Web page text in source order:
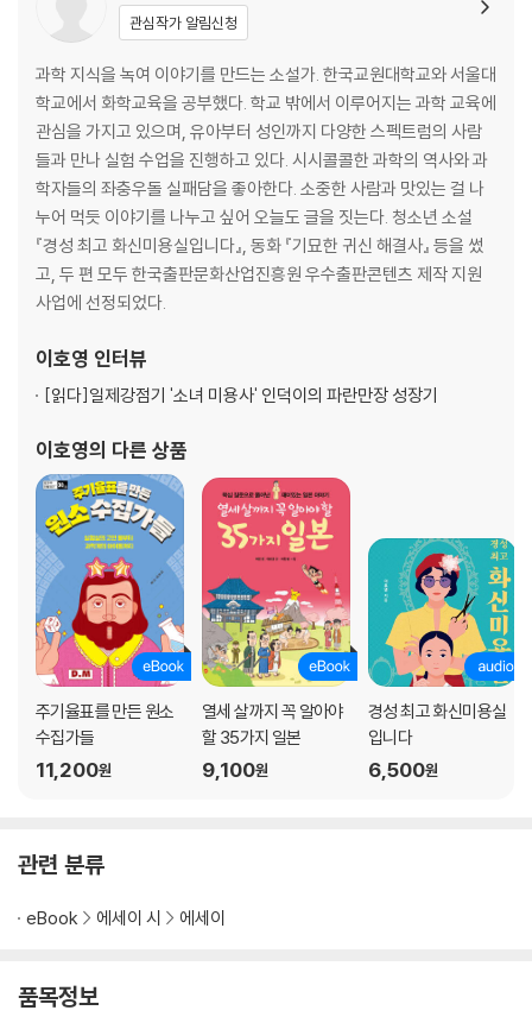
17. 재능과 노력
18. 번데기는 나비가 되고
19. 타 버린 꿈
20. 언 땅에 숨은 봄
21. 할머니는 단발랑
작가의 말
관심작가 알림신청
과학 지식을 녹여 이야기를 만드는 소설가. 한국교원대학교와 서울대
학교에서 화학교육을 공부했다. 학교 밖에서 이루어지는 과학 교육에
관심을 가지고 있으며, 유아부터 성인까지 다양한 스펙트럼의 사람
들과 만나 실험 수업을 진행하고 있다. 시시콜콜한 과학의 역사와 과
학자들의 좌충우돌 실패담을 좋아한다. 소중한 사람과 맛있는 걸 나
누어 먹듯 이야기를 나누고 싶어 오늘도 글을 짓는다. 청소년 소설
『경성 최고 화신미용실입니다』, 동화 『기묘한 귀신 해결사』 등을 썼
고, 두 편 모두 한국출판문화산업진흥원 우수출판콘텐츠 제작 지원
사업에 선정되었다.
이호영 인터뷰
[읽다]일제강점기 '소녀 미용사' 인덕이의 파란만장 성장기
이호영의 다른 상품
주기율표를 만든 원소
수집가들
11,200원
열세 살까지 꼭 알아야
할 35가지 일본
9,100원
경성 최고 화신미용실
입니다
6,500원
관련 분류
eBook 에세이 시 에세이
품목정보